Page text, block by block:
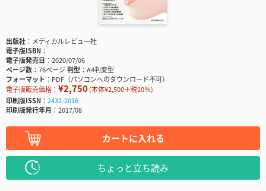
出版社
メディカルレビュー社
電子版ISBN
電子版発売日
2020/07/06
ページ数
76ページ判型
A4判変型
フォーマット
PDF（パソコンへのダウンロード不可）
電子版販売価格： ¥2,750(本体¥2,500＋税10％)
印刷版ISSN
2432-2016
印刷版発行年月
2017/08
カートに入れる
ちょっと立ち読み